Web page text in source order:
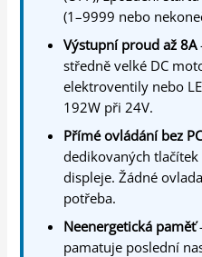
(1–9999 nebo
Výstupní proud až 8A
středně velké DC
elektroventily nebo
192W při 24V.
Přímé ovládání bez
dedikovaných
displeje. Žádné
potřeba.
Neenergetická paměť
pamatuje poslední